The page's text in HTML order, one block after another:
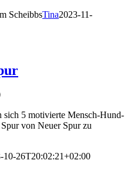
ScheibbsTina2023-11-
sich 5 motivierte Mensch-Hund-
von Neuer Spur zu
10-26T20:02:21+02:00